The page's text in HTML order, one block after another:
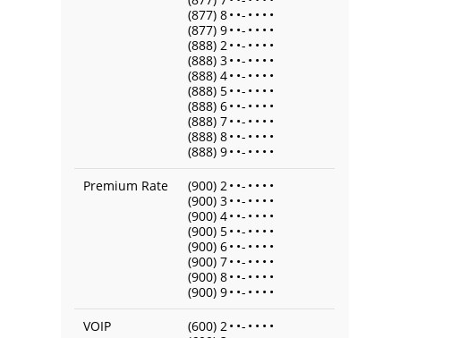
(877) 8• •- • • • •
(877) 9• •- • • • •
(888) 2• •- • • • •
(888) 3• •- • • • •
(888) 4• •- • • • •
(888) 5• •- • • • •
(888) 6• •- • • • •
(888) 7• •- • • • •
(888) 8• •- • • • •
(888) 9• •- • • • •
Premium Rate
(900) 2• •- • • • •
(900) 3• •- • • • •
(900) 4• •- • • • •
(900) 5• •- • • • •
(900) 6• •- • • • •
(900) 7• •- • • • •
(900) 8• •- • • • •
(900) 9• •- • • • •
VOIP
(600) 2• •- • • • •